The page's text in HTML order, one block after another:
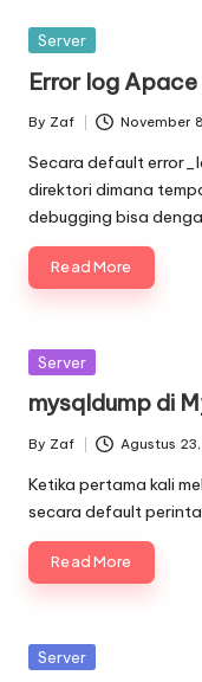
Posted
Server
Error log
Posted
by
By Zaf November
Secara default
direktori dimana
debugging bisa
Read More
Posted
Server
mysqldump di
Posted
by
By Zaf Agustus
Ketika pertama kali
secara default
Read More
Posted
Server